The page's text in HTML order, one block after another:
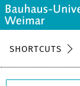
SHORTCUTS